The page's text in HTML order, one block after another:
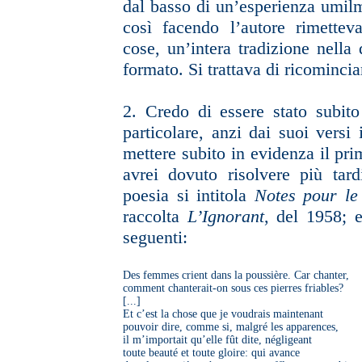
dal basso di un’esperienza
così facendo l’autore
cose, un’intera tradizione
formato. Si trattava di
2. Credo di essere stato
particolare, anzi dai suoi versi
mettere subito in evidenza il
avrei dovuto risolvere più
poesia si intitola Notes pour
raccoltaL’Ignorant, del 1958;
seguenti:
Des femmes crient dans la poussière. Car chanter,
comment chanterait-on sous ces pierres friables?
[...]
Et c’est la chose que je voudrais maintenant
pouvoir dire, comme si, malgré les apparences,
il m’importait qu’elle fût dite, négligeant
toute beauté et toute gloire: qui avance